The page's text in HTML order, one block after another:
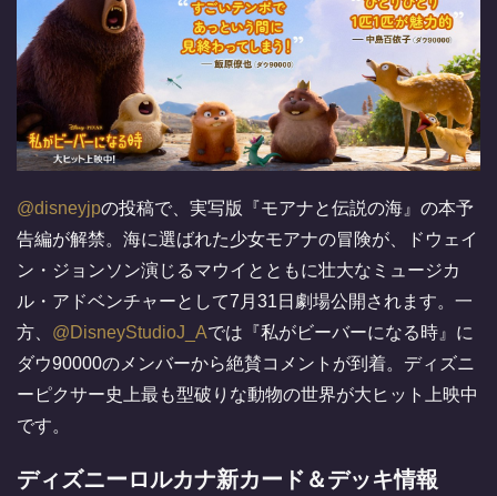
@disneyjpの投稿で、実写版『モアナと伝説の海』の本予
告編が解禁。海に選ばれた少女モアナの冒険が、ドウェイ
ン・ジョンソン演じるマウイとともに壮大なミュージカ
ル・アドベンチャーとして7月31日劇場公開されます。一
方、 @DisneyStudioJ_Aでは『私がビーバーになる時』に
ダウ90000のメンバーから絶賛コメントが到着。ディズニ
ーピクサー史上最も型破りな動物の世界が大ヒット上映中
です。
ディズニーロルカナ新カード＆デッキ情報